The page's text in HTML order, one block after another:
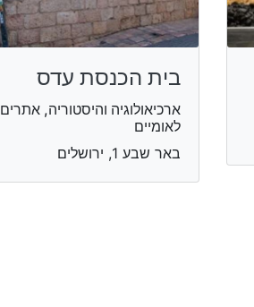
בית הכנסת עדס
ארכיאולוגיה והיסטוריה, אתרים
לאומיים
באר שבע 1, ירושלים